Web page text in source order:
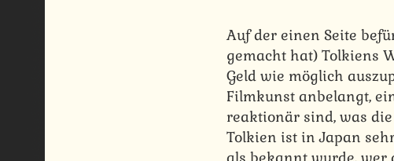
Auf der einen Seite
gemacht hat) Tolkiens
Geld wie möglich
Filmkunst anbelangt,
reaktionär sind, was
Tolkien ist in Japan